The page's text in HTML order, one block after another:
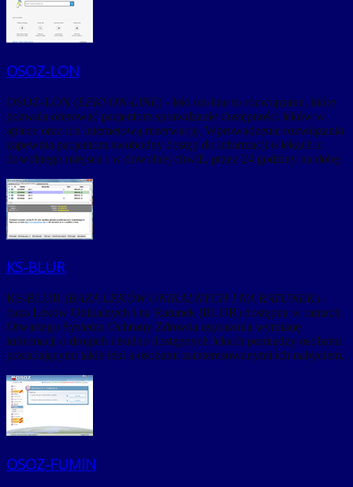
OSOZ-LON
OSOZ-LON (LEKI ON-LINE) - leki on-line to rozwiązanie, które
pozwala oferować pacjentom sprawdzanie dostępności leków w
aptece oraz ich internetową rezerwację. Wprowadzenie rozwiązania
zapewnia pacjentom swobodny dostęp do informacji o lekach z
dowolnego miejsca i w dowolnej chwili, przez 24 godziny na dobę.
KS-BLUR
KS-BLUR (BAZA LEKÓW UNIKALNYCH I NA RATUNEK) -
baza Leków Unikalnych i na Ratunek (BLUR) dostępna w ramach
Otwartego Systemu Ochrony Zdrowia usprawnia wymianę
informacji o drogich i trudno dostępnych lekach pomiędzy osobami
posiadającymi takie leki a osobami zainteresowanymi ich nabyciem.
OSOZ-FUMIN